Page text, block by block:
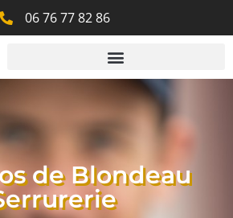
06 76 77 82 86
de Blondeau